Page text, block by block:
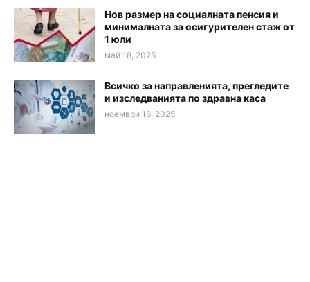
Нов размер на социалната пенсия и
минималната за осигурителен стаж от
1 юли
май 18, 2025
Всичко за направленията, прегледите
и изследванията по здравна каса
ноември 16, 2025